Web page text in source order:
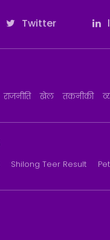
Twitter
राजनीति खेल तकनीकी
Shilong Teer Result